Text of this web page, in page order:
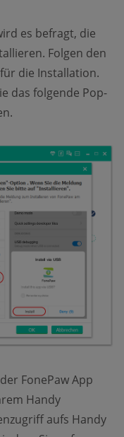
es befragt, die
Folgen den
die Installation.
das folgende Pop-
FonePaw App
Handy
aufs Handy